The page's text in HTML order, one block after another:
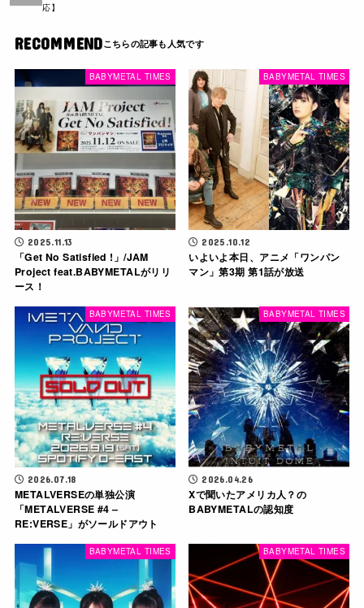
応】
RECOMMEND
BABYMETAL TIMES
2025.11.13
「Get No Satisfied !」/JAM
Project feat.BABYMETALがリリ
ース！
BABYMETAL TIMES
2025.10.12
いよいよ本日、アニメ「ワンパン
マン」第3期 第1話が放送
BABYMETAL TIMES
2026.07.18
METALVERSEの単独公演
「METALVERSE #4 –
RE:VERSE」がソールドアウト
BABYMETAL TIMES
2026.04.26
Xで聞いたアメリカ人？の
BABYMETALの認知度
BABYMETAL TIMES BABYMETAL TIMES